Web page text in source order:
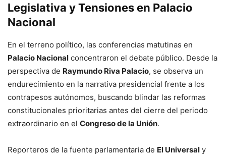
Legislativa y Tensiones en Palacio
Nacional
En el terreno político, las conferencias matutinas en
Palacio Nacional concentraron el debate público. Desde la
perspectiva de Raymundo Riva Palacio, se observa un
endurecimiento en la narrativa presidencial frente a los
contrapesos autónomos, buscando blindar las reformas
constitucionales prioritarias antes del cierre del periodo
extraordinario en el Congreso de la Unión.
Reporteros de la fuente parlamentaria de El Universal y